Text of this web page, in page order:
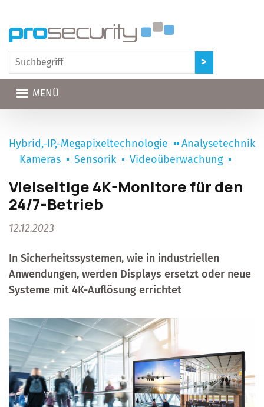
MENÜ
Hybrid,-IP,-Megapixeltechnologie
Analysetechnik
Kameras
Sensorik Videoüberwachung
Vielseitige 4K-Monitore für den
24/7-Betrieb
12.12.2023
In Sicherheitssystemen, wie in industriellen
Anwendungen, werden Displays ersetzt oder neue
Systeme mit 4K-Auflösung errichtet